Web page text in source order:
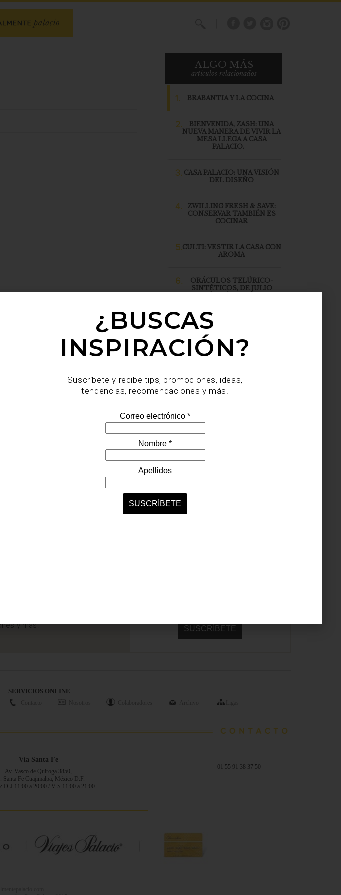
ALGO MÁS
articulos relacionados
1. BRABANTIA Y LA COCINA
2.
BIENVENIDA, ZASH: UNA
NUEVA MANERA DE VIVIR LA
MESA LLEGA A CASA
PALACIO.
3. CASA PALACIO: UNA VISIÓN
DEL DISEÑO
4.
ZWILLING FRESH & SAVE:
CONSERVAR TAMBIÉN ES
COCINAR
5.CULTI: VESTIR LA CASA CON
AROMA
6.
ORÁCULOS TELÚRICO-
SINTÉTICOS, DE JULIO
MÁS
ideas, tendencias,
y más.
SERVICIOS ONLINE
Vía Santa Fe
Av. Vasco de Quiroga 3850,
Santa Fe Cuajimalpa, México D.F.
D-J 11:00 a 20:00 / V-S 11:00 a 21:00
01 55 91 38 37 50
¿BUSCAS
INSPIRACIÓN?
Suscríbete y recibe tips, promociones, ideas,
tendencias, recomendaciones y más.